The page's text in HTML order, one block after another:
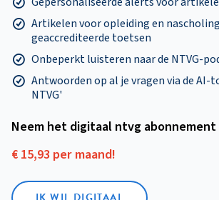
Artikelen voor opleiding en
geaccrediteerde toetsen
Onbeperkt luisteren naar de NTVG-
Antwoorden op al je vragen via de AI-
NTVG'
Neem het digitaal ntvg abonnement
€ 15,93 per maand!